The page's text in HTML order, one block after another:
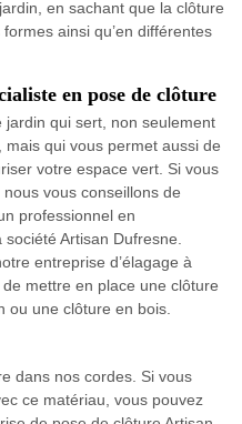
en sachant que la clôture
ainsi qu’en différentes
en pose de clôture
qui sert, non seulement
qui vous permet aussi de
votre espace vert. Si vous
vous conseillons de
professionnel en
Artisan Dufresne.
entreprise d’élagage à
mettre en place une clôture
ou une clôture en bois.
dans nos cordes. Si vous
ce matériau, vous pouvez